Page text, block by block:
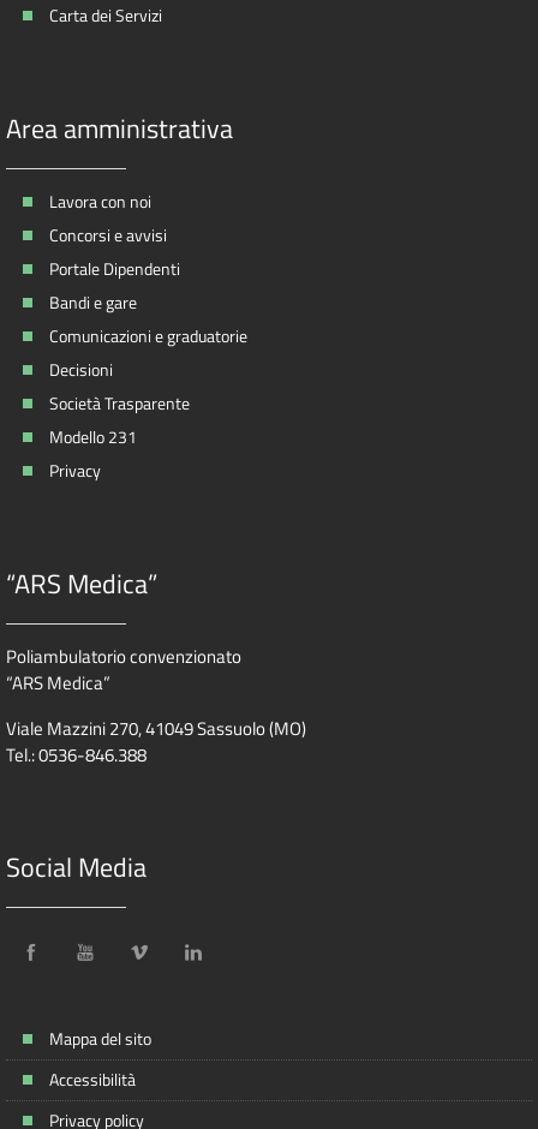
Carta dei Servizi
Area amministrativa
Lavora con noi
Concorsi e avvisi
Portale Dipendenti
Bandi e gare
Comunicazioni e graduatorie
Decisioni
Società Trasparente
Modello 231
Privacy
“ARS Medica”
Poliambulatorio convenzionato
“ARS Medica”
Viale Mazzini 270, 41049 Sassuolo (MO)
Tel.: 0536-846.388
Social Media
Mappa del sito
Accessibilità
Privacy policy